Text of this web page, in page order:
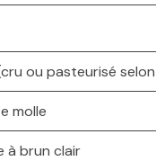
ou pasteurisé
molle
à brun clair